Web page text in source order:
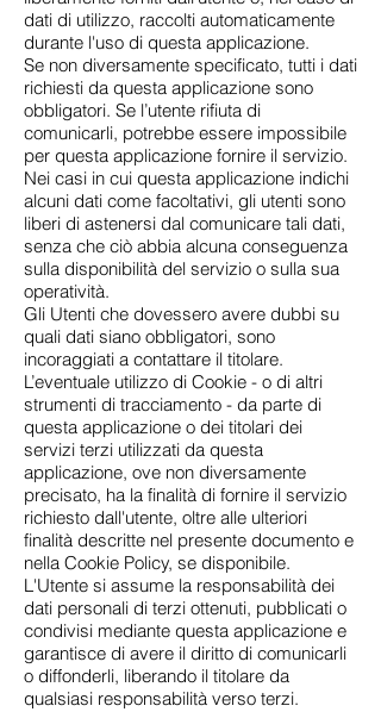
dati di utilizzo, raccolti automaticamente
durante l'uso di questa applicazione.
Se non diversamente specificato, tutti i dati
richiesti da questa applicazione sono
obbligatori. Se l’utente rifiuta di
comunicarli, potrebbe essere impossibile
per questa applicazione fornire il servizio.
Nei casi in cui questa applicazione indichi
alcuni dati come facoltativi, gli utenti sono
liberi di astenersi dal comunicare tali dati,
senza che ciò abbia alcuna conseguenza
sulla disponibilità del servizio o sulla sua
operatività.
Gli Utenti che dovessero avere dubbi su
quali dati siano obbligatori, sono
incoraggiati a contattare il titolare.
L’eventuale utilizzo di Cookie - o di altri
strumenti di tracciamento - da parte di
questa applicazione o dei titolari dei
servizi terzi utilizzati da questa
applicazione, ove non diversamente
precisato, ha la finalità di fornire il servizio
richiesto dall'utente, oltre alle ulteriori
finalità descritte nel presente documento e
nella Cookie Policy, se disponibile.
L'Utente si assume la responsabilità dei
dati personali di terzi ottenuti, pubblicati o
condivisi mediante questa applicazione e
garantisce di avere il diritto di comunicarli
o diffonderli, liberando il titolare da
qualsiasi responsabilità verso terzi.